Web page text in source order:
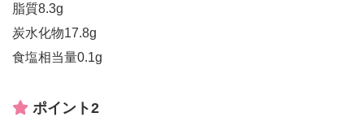
脂質8.3g
炭水化物17.8g
食塩相当量0.1g
ポイント2